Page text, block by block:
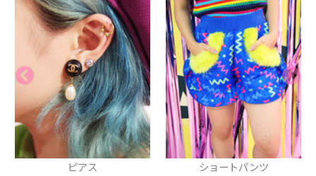
ショートパンツ ニット